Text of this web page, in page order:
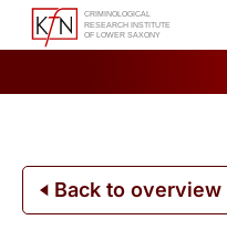
Skip
Back to overview